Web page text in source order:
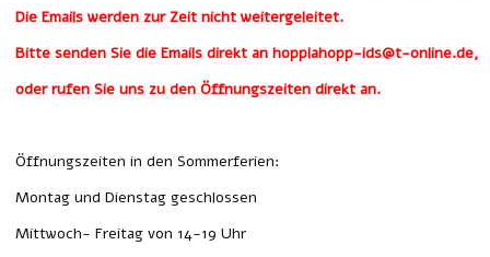
Die Emails werden zur Zeit nicht weitergeleitet.
Bitte senden Sie die Emails direkt an hopplahopp-ids@t-online.de,
oder rufen Sie uns zu den Öffnungszeiten direkt an.
Öffnungszeiten in den Sommerferien:
Montag und Dienstag geschlossen
Mittwoch- Freitag von 14-19 Uhr